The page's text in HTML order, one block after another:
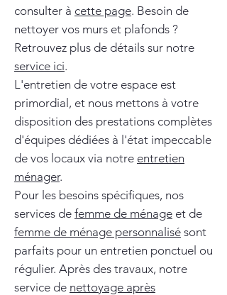
consulter à cette page. Besoin de
nettoyer vos murs et plafonds ?
Retrouvez plus de détails sur notre
service ici.
L'entretien de votre espace est
primordial, et nous mettons à votre
disposition des prestations complètes
d'équipes dédiées à l'état impeccable
de vos locaux via notre entretien
ménager.
Pour les besoins spécifiques, nos
services de femme de ménage et de
femme de ménage personnalisé sont
parfaits pour un entretien ponctuel ou
régulier. Après des travaux, notre
service de nettoyage après